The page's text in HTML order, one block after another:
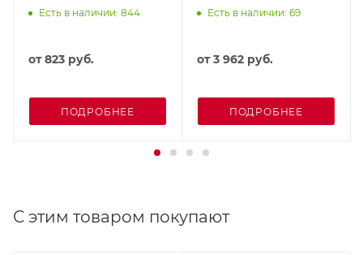
Есть в наличии: 844
от823 руб.
ПОДРОБНЕЕ
Есть в наличии: 69
от3 962 руб.
ПОДРОБНЕЕ
С этим товаром покупают